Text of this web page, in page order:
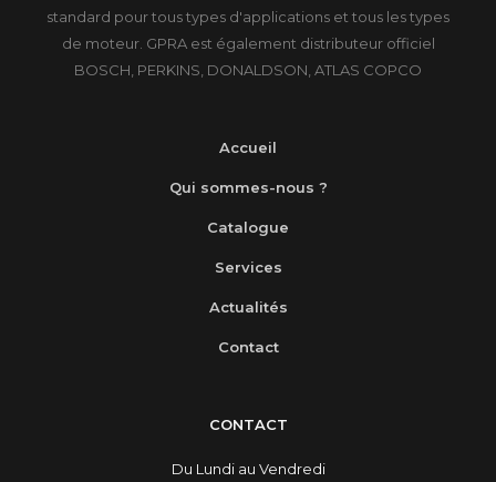
standard pour tous types d'applications et tous les types
de moteur. GPRA est également distributeur officiel
BOSCH, PERKINS, DONALDSON, ATLAS COPCO
Accueil
Qui sommes-nous ?
Catalogue
Services
Actualités
Contact
CONTACT
Du Lundi au Vendredi